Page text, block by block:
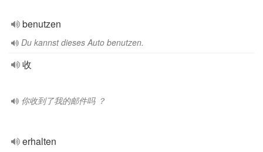
benutzen
Du kannst dieses Auto benutzen.
收
你收到了我的邮件吗 ？
erhalten